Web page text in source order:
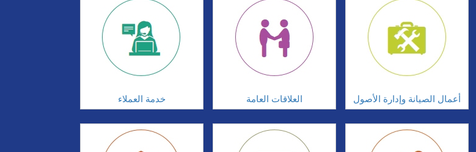
خدمة العملاء العلاقات العامة أعمال الصيانة وإدارة الأصول